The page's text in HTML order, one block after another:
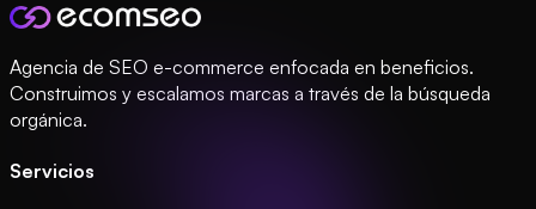
Agencia de SEO e-commerce enfocada en beneficios.
Construimos y escalamos marcas a través de la búsqueda
orgánica.
Servicios